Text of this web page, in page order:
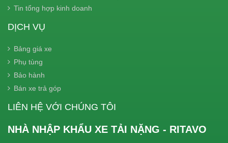
Tin tổng hợp kinh doanh
DỊCH VỤ
Bảng giá xe
Phụ tùng
Bảo hành
Bán xe trả góp
LIÊN HỆ VỚI CHÚNG TÔI
NHÀ NHẬP KHẨU XE TẢI NẶNG - RITAVO